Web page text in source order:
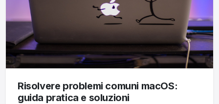
Risolvere problemi comuni macOS:
guida pratica e soluzioni